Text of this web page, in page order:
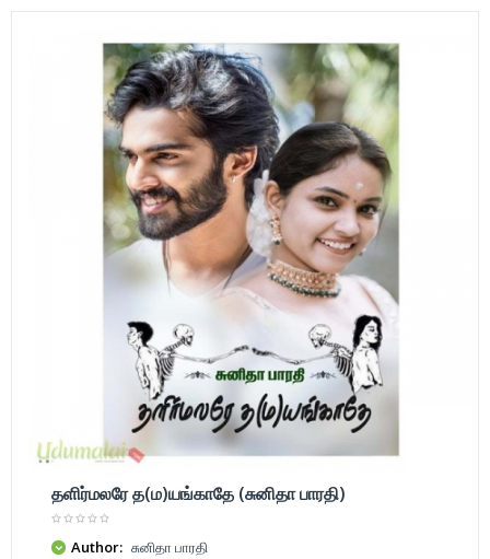
தளிர்மலரே த(ம)யங்காதே (சுனிதா பாரதி)
Author: சுனிதா பாரதி